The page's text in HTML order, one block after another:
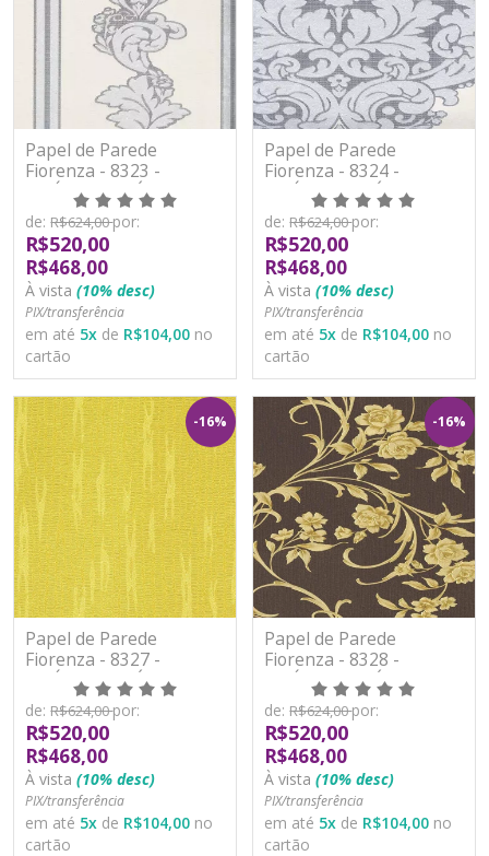
Papel de Parede
Fiorenza - 8323 -
VINÍLICO LAVÁVEL
de: R$624,00por:
R$520,00
R$468,00
À vista (10% desc)
PIX/transferência
em até 5x de R$104,00 no
cartão
Papel de Parede
Fiorenza - 8324 -
VINÍLICO LAVÁVEL
de: R$624,00por:
R$520,00
R$468,00
À vista (10% desc)
PIX/transferência
em até 5x de R$104,00 no
cartão
-16%
Papel de Parede
Fiorenza - 8327 -
VINÍLICO LAVÁVEL
de: R$624,00por:
R$520,00
R$468,00
À vista (10% desc)
PIX/transferência
em até 5x de R$104,00 no
cartão
-16%
Papel de Parede
Fiorenza - 8328 -
VINÍLICO LAVÁVEL
de: R$624,00por:
R$520,00
R$468,00
À vista (10% desc)
PIX/transferência
em até 5x de R$104,00 no
cartão